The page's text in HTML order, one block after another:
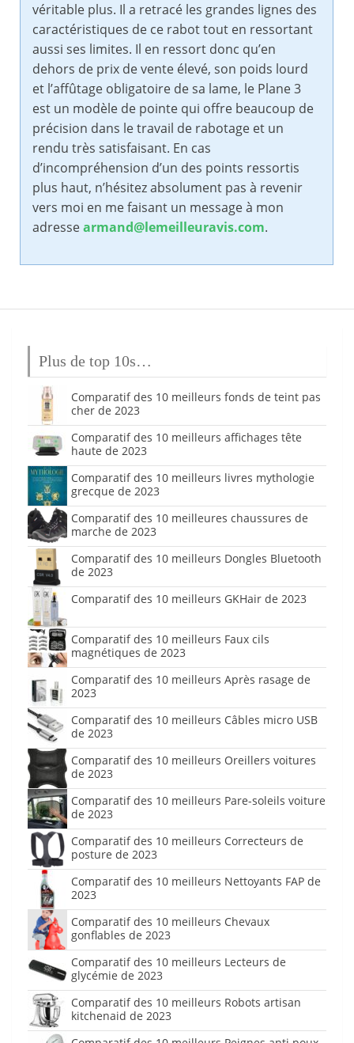
véritable plus. Il a retracé les grandes lignes des
caractéristiques de ce rabot tout en ressortant
aussi ses limites. Il en ressort donc qu’en
dehors de prix de vente élevé, son poids lourd
et l’affûtage obligatoire de sa lame, le Plane 3
est un modèle de pointe qui offre beaucoup de
précision dans le travail de rabotage et un
rendu très satisfaisant. En cas
d’incompréhension d’un des points ressortis
plus haut, n’hésitez absolument pas à revenir
vers moi en me faisant un message à mon
adressearmand@lemeilleuravis.com.
Plus de top 10s…
Comparatif des 10 meilleurs fonds de teint pas
cher de 2023
Comparatif des 10 meilleurs affichages tête
haute de 2023
Comparatif des 10 meilleurs livres mythologie
grecque de 2023
Comparatif des 10 meilleures chaussures de
marche de 2023
Comparatif des 10 meilleurs Dongles Bluetooth
de 2023
Comparatif des 10 meilleurs GKHair de 2023
Comparatif des 10 meilleurs Faux cils
magnétiques de 2023
Comparatif des 10 meilleurs Après rasage de
2023
Comparatif des 10 meilleurs Câbles micro USB
de 2023
Comparatif des 10 meilleurs Oreillers voitures
de 2023
Comparatif des 10 meilleurs Pare-soleils voiture
de 2023
Comparatif des 10 meilleurs Correcteurs de
posture de 2023
Comparatif des 10 meilleurs Nettoyants FAP de
2023
Comparatif des 10 meilleurs Chevaux
gonflables de 2023
Comparatif des 10 meilleurs Lecteurs de
glycémie de 2023
Comparatif des 10 meilleurs Robots artisan
kitchenaid de 2023